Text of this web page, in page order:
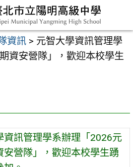
資訊 > 元智大學資訊管理學
資安營隊」，歡迎本校學生
資訊管理學系辦理「2026元
安營隊」，歡迎本校學生踴